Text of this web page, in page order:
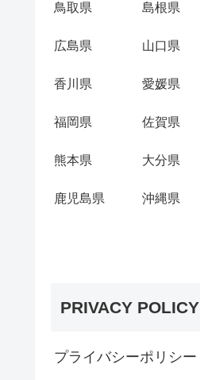
鳥取県 島根県
広島県 山口県
香川県 愛媛県
福岡県 佐賀県
熊本県 大分県
鹿児島県 沖縄県
PRIVACY POLICY
プライバシーポリシー